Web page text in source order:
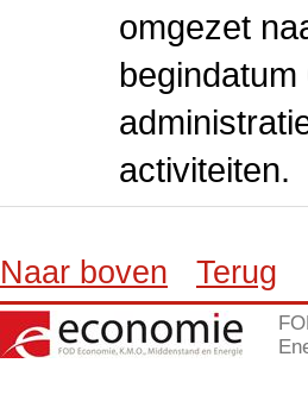
omgezet
activiteiten.
Naar boven Terug